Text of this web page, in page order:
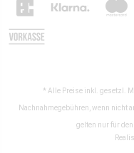
* Alle Preise inkl. gesetzl.
Nachnahmegebühren, wenn nicht
gelten nur für